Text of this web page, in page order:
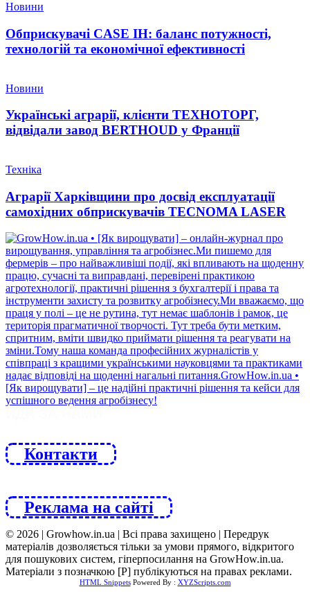
Новини
Обприскувачі CASE IH: баланс потужності,
технологій та економічної ефективності
Новини
Українські аграрії, клієнти ТЕХНОТОРГ,
відвідали завод BERTHOUD у Франції
Техніка
Аграрії Харківщини про досвід експлуатації
самохідних обприскувачів TECNOMA LASER
Контакти
Реклама на сайті
© 2026 | Growhow.in.ua | Всі права захищено | Передрук
матеріалів дозволяється тільки за умови прямого, відкритого
для пошукових систем, гіперпосилання на GrowHow.in.ua.
Матеріали з позначкою [Р] публікуються на правах реклами.
HTML SnippetsPowered By : XYZScripts.com